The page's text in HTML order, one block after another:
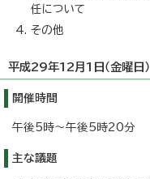
任について
その他
平成29年12月1日（金曜日）
開催時間
午後5時～午後5時20分
主な議題